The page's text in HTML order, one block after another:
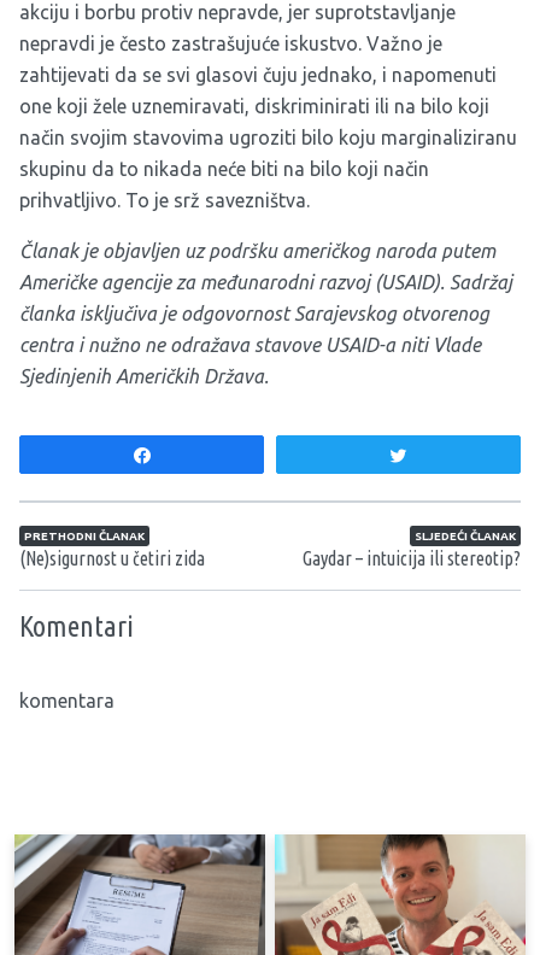
akciju i borbu protiv nepravde, jer suprotstavljanje
nepravdi je često zastrašujuće iskustvo. Važno je
zahtijevati da se svi glasovi čuju jednako, i napomenuti
one koji žele uznemiravati, diskriminirati ili na bilo koji
način svojim stavovima ugroziti bilo koju marginaliziranu
skupinu da to nikada neće biti na bilo koji način
prihvatljivo. To je srž savezništva.
Članak je objavljen uz podršku američkog naroda putem
Američke agencije za međunarodni razvoj (USAID). Sadržaj
članka isključiva je odgovornost Sarajevskog otvorenog
centra i nužno ne odražava stavove USAID-a niti Vlade
Sjedinjenih Američkih Država.
Navigacija članaka
PRETHODNI ČLANAK
(Ne)sigurnost u četiri zida
SLJEDEĆI ČLANAK
Gaydar – intuicija ili stereotip?
Komentari
komentara